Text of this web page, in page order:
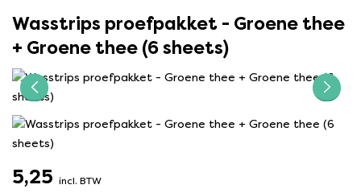
Wasstrips proefpakket - Groene thee
+ Groene thee (6 sheets)
5,25 incl. BTW